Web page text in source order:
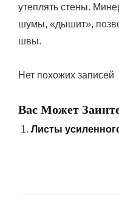
утеплять стены.
шумы, «дышит»,
швы.
Нет похожих записей
Вас Может
Листы